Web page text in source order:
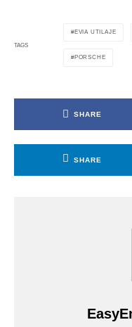
TAGS
EVIA UTILAJE
PORSCHE
SHARE
SHARE